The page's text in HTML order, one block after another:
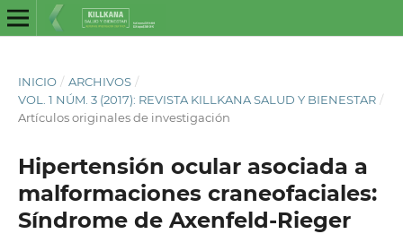
INICIO / ARCHIVOS /
VOL. 1 NÚM. 3 (2017): REVISTA KILLKANA SALUD Y BIENESTAR /
Artículos originales de investigación
Hipertensión ocular asociada a
malformaciones craneofaciales:
Síndrome de Axenfeld-Rieger